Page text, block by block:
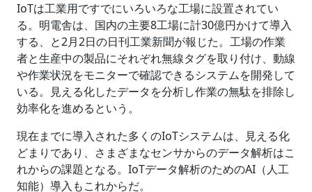
IoTは工業用ですでにいろいろな工場に設置されてい
る。明電舎は、国内の主要8工場に計30億円かけて導入
する、と2月2日の日刊工業新聞が報じた。工場の作業
者と生産中の製品にそれぞれ無線タグを取り付け、動線
や作業状況をモニターで確認できるシステムを開発して
いる。見える化したデータを分析し作業の無駄を排除し
効率化を進めるという。
現在までに導入された多くのIoTシステムは、見える化
どまりであり、さまざまなセンサからのデータ解析はこ
れからの課題となる。IoTデータ解析のためのAI（人工
知能）導入もこれからだ。